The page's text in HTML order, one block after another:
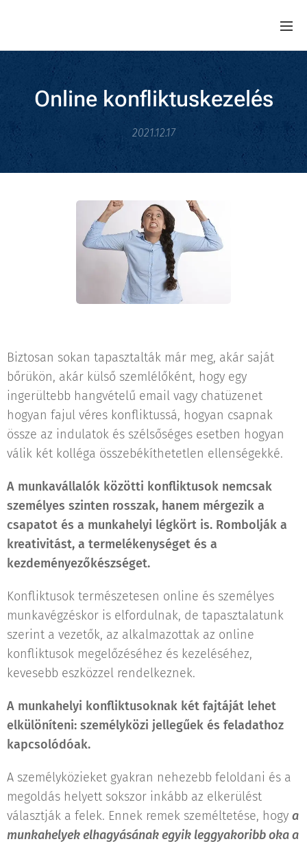
Online konfliktuskezelés
2021.12.17
Biztosan sokan tapasztalták már meg, akár saját
bőrükön, akár külső szemlélőként, hogy egy
ingerültebb hangvételű email vagy chatüzenet
hogyan fajul véres konfliktussá, hogyan csapnak
össze az indulatok és szélsőséges esetben hogyan
válik két kolléga összebékíthetetlen ellenségekké.
A munkavállalók közötti konfliktusok nemcsak
személyes szinten rosszak, hanem mérgezik a
csapatot és a munkahelyi légkört is. Rombolják a
kreativitást, a termelékenységet és a
kezdeményezőkészséget.
Konfliktusok természetesen online és személyes
munkavégzéskor is elfordulnak, de tapasztalatunk
szerint a vezetők, az alkalmazottak az online
konfliktusok megelőzéséhez és kezeléséhez,
kevesebb eszközzel rendelkeznek.
A munkahelyi konfliktusoknak két fajtáját lehet
elkülöníteni: személyközi jellegűek és feladathoz
kapcsolódóak.
A személyközieket gyakran nehezebb feloldani és a
megoldás helyett sokszor inkább az elkerülést
választják a felek. Ennek remek személtetése, hogy a
munkahelyek elhagyásának egyik leggyakoribb oka a